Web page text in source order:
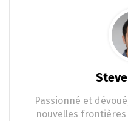
Passionné et
nouvelles